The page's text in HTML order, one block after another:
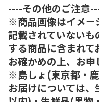
----その他のご注意
※商品画像はイメー
記載されていない
する商品に含まれて
お確かめの上、お申
※島しょ(東京都・
お届けについては